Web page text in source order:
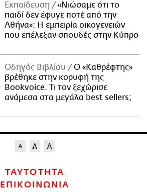
Εκπαίδευση
«Νιώσαμε ότι το
παιδί δεν έφυγε ποτέ από την
Αθήνα»: Η εμπειρία οικογενειών
που επέλεξαν σπουδές στην Κύπρο
Οδηγός Βιβλίου
Ο «Καθρέφτης»
βρέθηκε στην κορυφή της
Bookvoice. Τι τον ξεχώρισε
ανάμεσα στα μεγάλα best sellers;
ΤΑΥΤΟΤΗΤΑ
ΕΠΙΚΟΙΝΩΝΙΑ